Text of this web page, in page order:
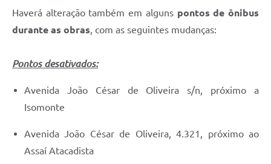
Haverá alteração também em alguns pontos de ônibus
durante as obras, com as seguintes mudanças:
Pontos desativados:
Avenida João César de Oliveira s/n, próximo a
Isomonte
Avenida João César de Oliveira, 4.321, próximo ao
Assaí Atacadista